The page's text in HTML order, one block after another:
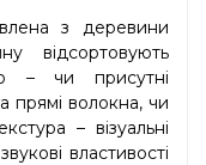
з деревини
відсортовують
– чи присутні
прямі волокна, чи
– візуальні
властивості